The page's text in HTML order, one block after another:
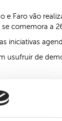
e Faro vão
comemora a
iniciativas
usufruir de